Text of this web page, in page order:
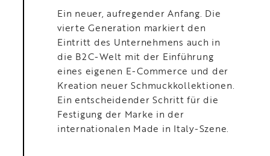
Ein neuer, aufregender Anfang. Die
vierte Generation markiert den
Eintritt des Unternehmens auch in
die B2C-Welt mit der Einführung
eines eigenen E-Commerce und der
Kreation neuer Schmuckkollektionen.
Ein entscheidender Schritt für die
Festigung der Marke in der
internationalen Made in Italy-Szene.